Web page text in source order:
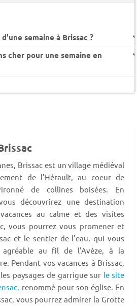
semaine à Brissac ?
cher pour une semaine en
Brissac est un village médiéval
de l'Hérault, au coeur de
de collines boisées. En
découvrirez une destination
au calme et des visites
vous pourrez vous promener et
et le sentier de l'eau, qui vous
agréable au fil de l'Avèze, à la
Pendant vos vacances à Brissac,
paysages de garrigue sur le site
renommé pour son église. En
vous pourrez admirer la Grotte